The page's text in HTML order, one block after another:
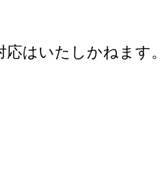
はいたしかねます。